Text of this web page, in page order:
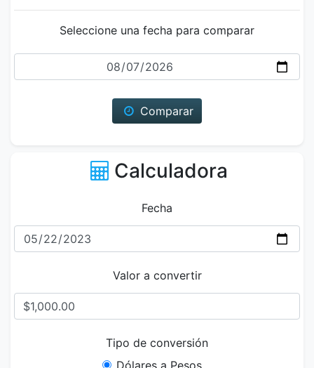
Seleccione una fecha para comparar
Fecha
Comparar
Calculadora
Fecha
Valor a convertir
Tipo de conversión
Dólares a Pesos